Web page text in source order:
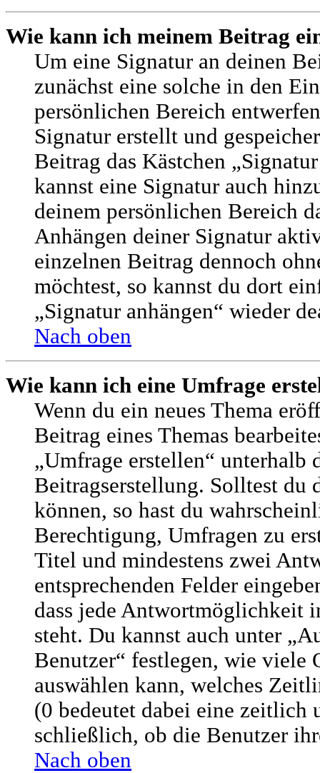
Wie kann ich meinem Beitrag
Um eine Signatur an deinen
zunächst eine solche in den
persönlichen Bereich
Signatur erstellt und
Beitrag das Kästchen
kannst eine Signatur auch
deinem persönlichen Bereich
Anhängen deiner Signatur
einzelnen Beitrag dennoch
möchtest, so kannst du dort
„Signatur anhängen“ wieder
Nach oben
Wie kann ich eine Umfrage
Wenn du ein neues Thema
Beitrag eines Themas
„Umfrage erstellen“ unterhalb
Beitragserstellung. Solltest du
können, so hast du
Berechtigung, Umfragen zu
Titel und mindestens zwei
entsprechenden Felder
dass jede Antwortmöglichkeit
steht. Du kannst auch unter
Benutzer“ festlegen, wie viele
auswählen kann, welches
(0 bedeutet dabei eine zeitlich
schließlich, ob die Benutzer
Nach oben